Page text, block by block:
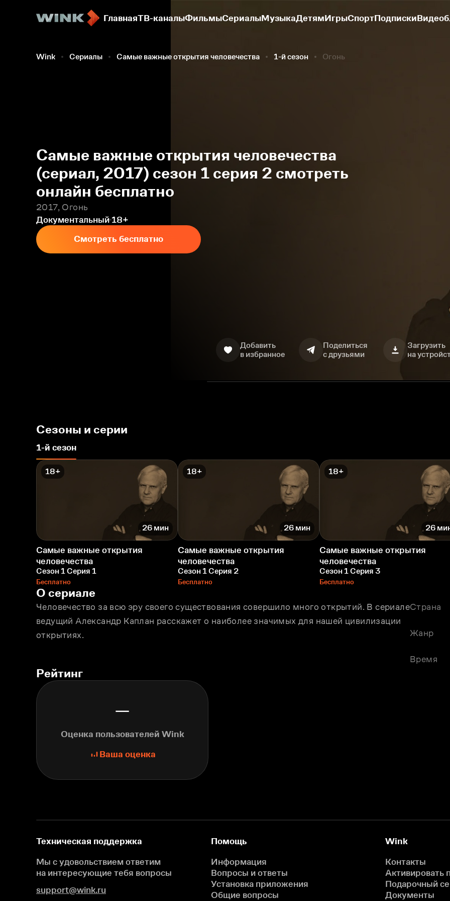
ГлавнаяТВ-каналыФильмыСериалыМузыкаДетямИгрыСпортПодписки
Wink Сериалы Самые важные открытия человечества 1-й сезон Огонь
Самые важные открытия человечества
(сериал, 2017) сезон 1 серия 2 смотреть
онлайн бесплатно
2017, Огонь
Документальный 18+
Смотреть бесплатно
Добавить
в избранное
Поделиться
с друзьями
Загрузить
на
Сезоны и серии
1-й сезон
18+
26 мин
Самые важные открытия
человечества
Сезон 1 Серия 1
Бесплатно
18+
26 мин
Самые важные открытия
человечества
Сезон 1 Серия 2
Бесплатно
18+
26
Самые важные открытия
человечества
Сезон 1 Серия 3
Бесплатно
О сериале
Человечество за всю эру своего существования совершило много открытий. В сериале
ведущий Александр Каплан расскажет о наиболее значимых для нашей цивилизации
открытиях.
Страна
Жанр
Время
Рейтинг
—
Оценка пользователей Wink
Ваша оценка
Техническая поддержка
Мы с удовольствием ответим
на интересующие тебя вопросы
support@wink.ru
Помощь
Информация
Вопросы и ответы
Установка приложения
Общие вопросы
Wink
Контакты
Активировать
Подарочный
Документы